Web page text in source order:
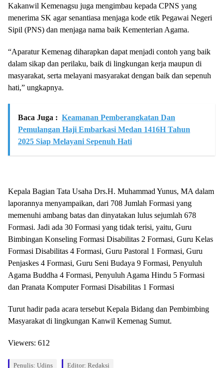
Kakanwil Kemenagsu juga mengimbau kepada CPNS yang
menerima SK agar senantiasa menjaga kode etik Pegawai Negeri
Sipil (PNS) dan menjaga nama baik Kementerian Agama.
“Aparatur Kemenag diharapkan dapat menjadi contoh yang baik
dalam sikap dan perilaku, baik di lingkungan kerja maupun di
masyarakat, serta melayani masyarakat dengan baik dan sepenuh
hati,” ungkapnya.
Baca Juga : Keamanan Pemberangkatan Dan
Pemulangan Haji Embarkasi Medan 1416H Tahun
2025 Siap Melayani Sepenuh Hati
Kepala Bagian Tata Usaha Drs.H. Muhammad Yunus, MA dalam
laporannya menyampaikan, dari 708 Jumlah Formasi yang
memenuhi ambang batas dan dinyatakan lulus sejumlah 678
Formasi. Jadi ada 30 Formasi yang tidak terisi, yaitu, Guru
Bimbingan Konseling Formasi Disabilitas 2 Formasi, Guru Kelas
Formasi Disabilitas 4 Formasi, Guru Pastoral 1 Formasi, Guru
Penjaskes 4 Formasi, Guru Seni Budaya 9 Formasi, Penyuluh
Agama Buddha 4 Formasi, Penyuluh Agama Hindu 5 Formasi
dan Pranata Komputer Formasi Disabilitas 1 Formasi
Turut hadir pada acara tersebut Kepala Bidang dan Pembimbing
Masyarakat di lingkungan Kanwil Kemenag Sumut.
Viewers: 612
Penulis: Udins Editor: Redaksi